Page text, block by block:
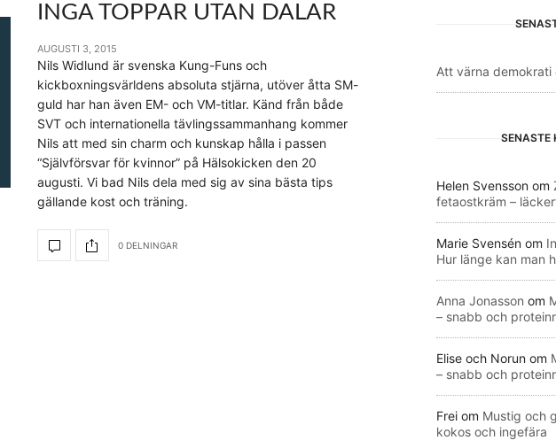
INGA TOPPAR UTAN DALAR
AUGUSTI 3, 2015
Nils Widlund är svenska Kung-Funs och
kickboxningsvärldens absoluta stjärna, utöver åtta SM-
guld har han även EM- och VM-titlar. Känd från både
SVT och internationella tävlingssammanhang kommer
Nils att med sin charm och kunskap hålla i passen
“Självförsvar för kvinnor” på Hälsokicken den 20
augusti. Vi bad Nils dela med sig av sina bästa tips
gällande kost och träning.
0 DELNINGAR
Att värna demokrati
SENASTE
Helen Svensson om
fetaostkräm –
Marie Svensén om
Hur länge kan man
Anna Jonasson om
– snabb och
Elise och Norun om
– snabb och
Frei om Mustig och
kokos och ingefära